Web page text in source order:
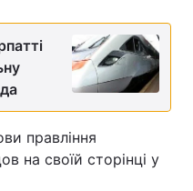
правління
на своїй сторінці у